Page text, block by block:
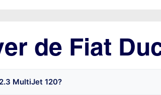
de Fiat
MultiJet 120?